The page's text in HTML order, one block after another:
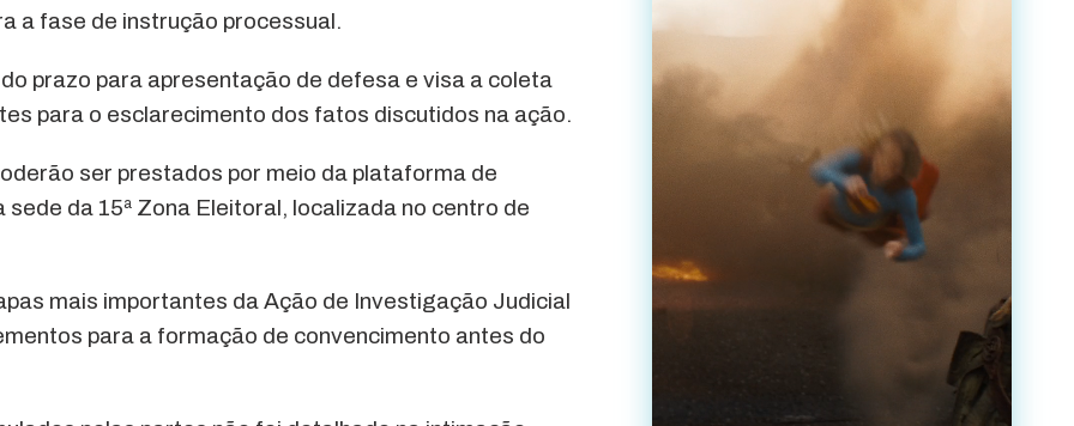
a fase de instrução processual.
prazo para apresentação de defesa e visa a coleta
para o esclarecimento dos fatos discutidos na ação.
ser prestados por meio da plataforma de
da 15ª Zona Eleitoral, localizada no centro de
mais importantes da Ação de Investigação Judicial
para a formação de convencimento antes do